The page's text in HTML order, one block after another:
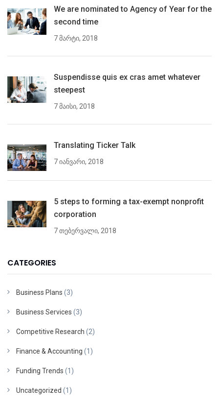
We are nominated to Agency of Year for the
second time
7 მარტი, 2018
Suspendisse quis ex cras amet whatever
steepest
7 მაისი, 2018
Translating Ticker Talk
7 იანვარი, 2018
5 steps to forming a tax-exempt nonprofit
corporation
7 თებერვალი, 2018
CATEGORIES
Business Plans (3)
Business Services (3)
Competitive Research (2)
Finance & Accounting (1)
Funding Trends (1)
Uncategorized (1)